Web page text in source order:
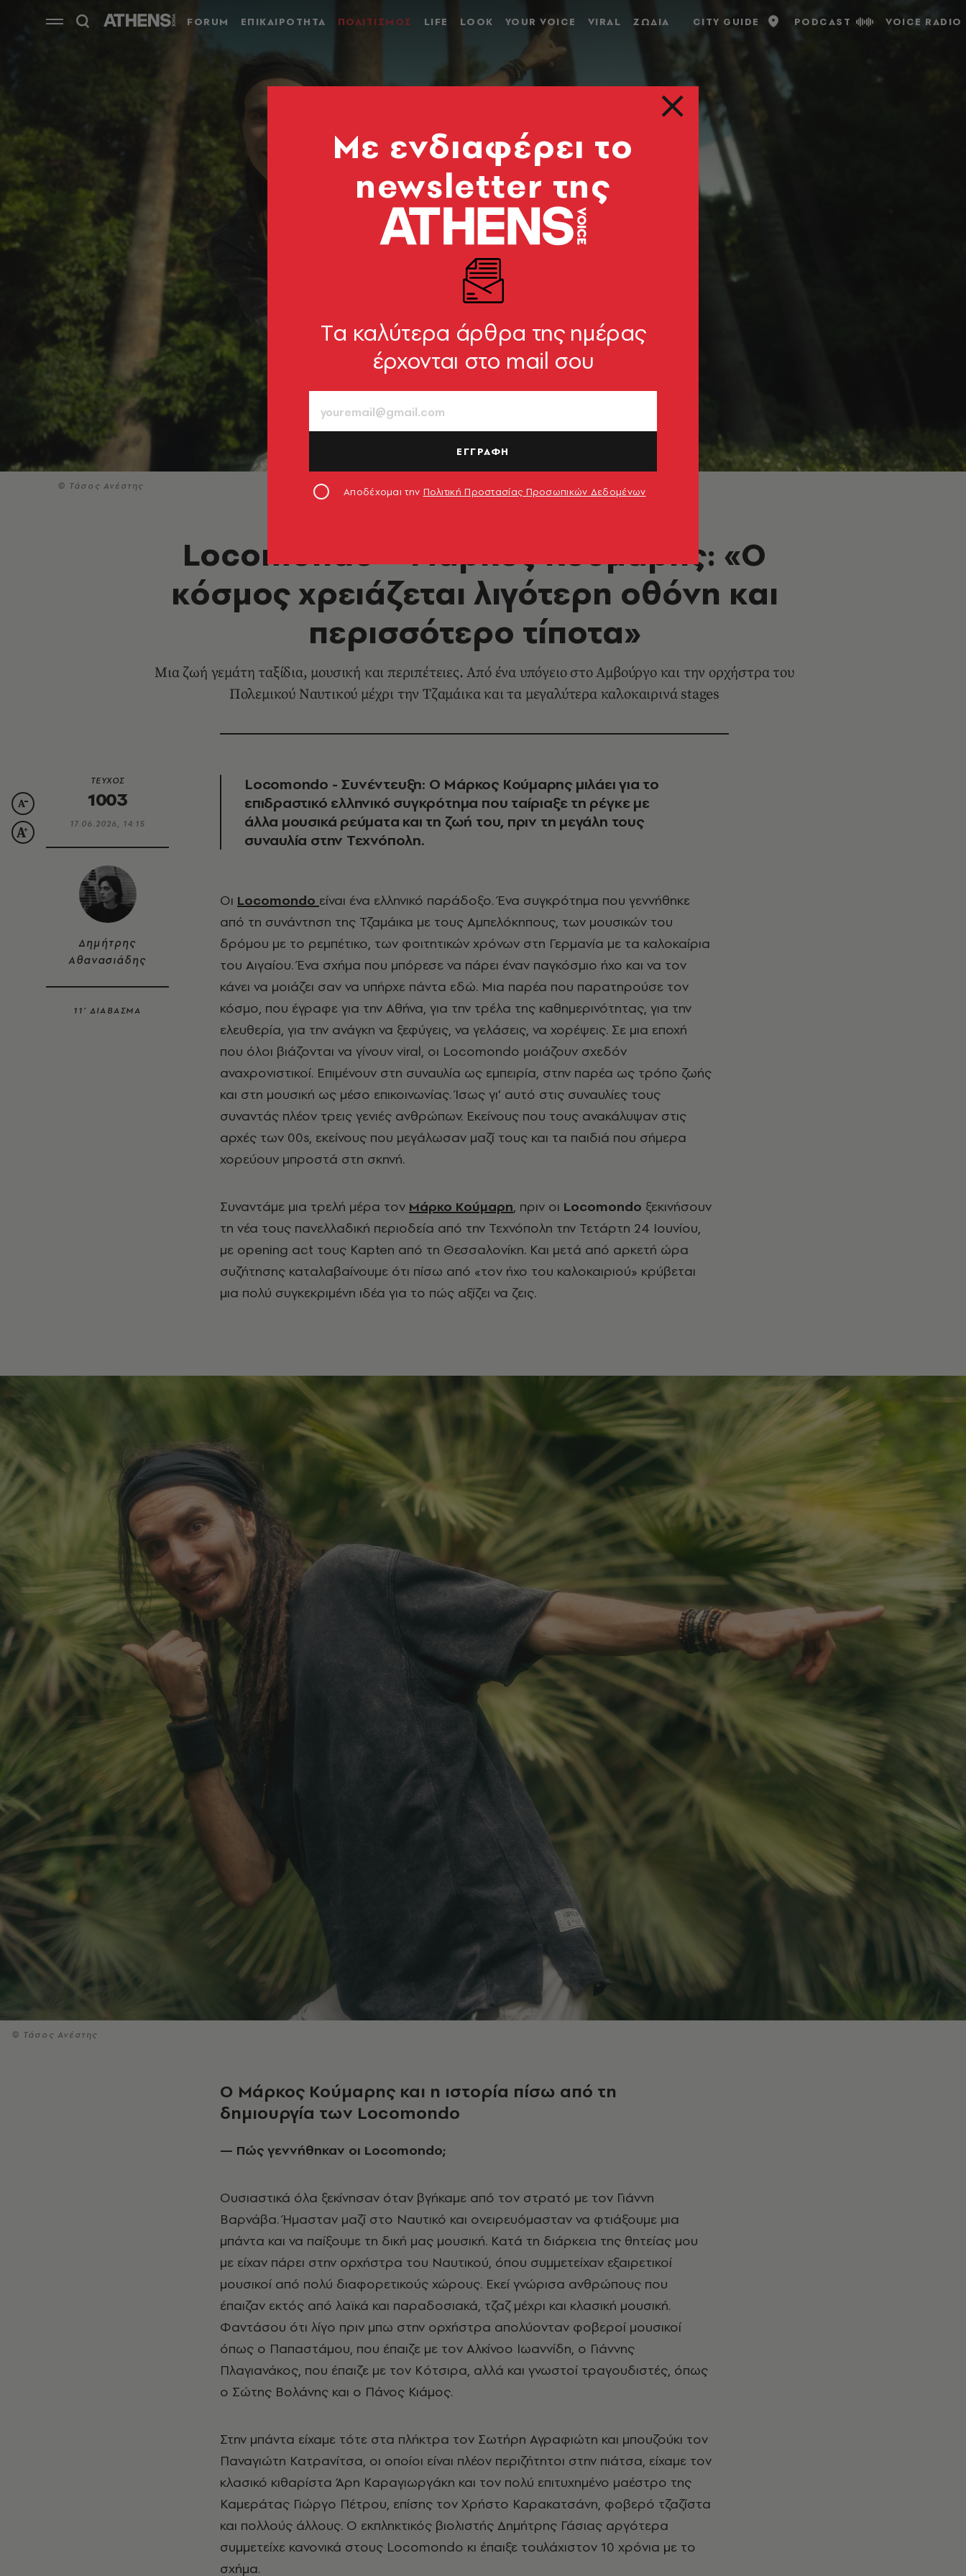
FORUM ΕΠΙΚΑΙΡΟΤΗΤΑ ΠΟΛΙΤΙΣΜΟΣ LIFE LOOK YOUR VOICE VIRAL ΖΩΔΙΑ CITY GUIDE PODCAST VOICE RADIO
© Τάσος Ανέστης
Locomondo – Μάρκος Κούμαρης: «Ο
κόσμος χρειάζεται λιγότερη οθόνη και
περισσότερο τίποτα»
Μια ζωή γεμάτη ταξίδια, μουσική και περιπέτειες. Από ένα υπόγειο στο Αμβούργο και την ορχήστρα του
Πολεμικού Ναυτικού μέχρι την Τζαμάικα και τα μεγαλύτερα καλοκαιρινά stages
ΤΕΥΧΟΣ
1003
17.06.2026, 14:15
Δημήτρης
Αθανασιάδης
11’ ΔΙΑΒΑΣΜΑ
Locomondo - Συνέντευξη: Ο Μάρκος Κούμαρης μιλάει για το
επιδραστικό ελληνικό συγκρότημα που ταίριαξε τη ρέγκε με
άλλα μουσικά ρεύματα και τη ζωή του, πριν τη μεγάλη τους
συναυλία στην Τεχνόπολη.
Οι Locomondo είναι ένα ελληνικό παράδοξο. Ένα συγκρότημα που γεννήθηκε
από τη συνάντηση της Τζαμάικα με τους Αμπελόκηπους, των μουσικών του
δρόμου με το ρεμπέτικο, των φοιτητικών χρόνων στη Γερμανία με τα καλοκαίρια
του Αιγαίου. Ένα σχήμα που μπόρεσε να πάρει έναν παγκόσμιο ήχο και να τον
κάνει να μοιάζει σαν να υπήρχε πάντα εδώ. Μια παρέα που παρατηρούσε τον
κόσμο, που έγραφε για την Αθήνα, για την τρέλα της καθημερινότητας, για την
ελευθερία, για την ανάγκη να ξεφύγεις, να γελάσεις, να χορέψεις. Σε μια εποχή
που όλοι βιάζονται να γίνουν viral, οι Locomondo μοιάζουν σχεδόν
αναχρονιστικοί. Επιμένουν στη συναυλία ως εμπειρία, στην παρέα ως τρόπο ζωής
και στη μουσική ως μέσο επικοινωνίας. Ίσως γι’ αυτό στις συναυλίες τους
συναντάς πλέον τρεις γενιές ανθρώπων. Εκείνους που τους ανακάλυψαν στις
αρχές των 00s, εκείνους που μεγάλωσαν μαζί τους και τα παιδιά που σήμερα
χορεύουν μπροστά στη σκηνή.
Συναντάμε μια τρελή μέρα τον Μάρκο Κούμαρη, πριν οι Locomondo ξεκινήσουν
τη νέα τους πανελλαδική περιοδεία από την Τεχνόπολη την Τετάρτη 24 Ιουνίου,
με opening act τους Kapten από τη Θεσσαλονίκη. Και μετά από αρκετή ώρα
συζήτησης καταλαβαίνουμε ότι πίσω από «τον ήχο του καλοκαιριού» κρύβεται
μια πολύ συγκεκριμένη ιδέα για το πώς αξίζει να ζεις.
© Τάσος Ανέστης
Ο Μάρκος Κούμαρης και η ιστορία πίσω από τη
δημιουργία των Locomondo
— Πώς γεννήθηκαν οι Locomondo;
Ουσιαστικά όλα ξεκίνησαν όταν βγήκαμε από τον στρατό με τον Γιάννη
Βαρνάβα. Ήμασταν μαζί στο Ναυτικό και ονειρευόμασταν να φτιάξουμε μια
μπάντα και να παίξουμε τη δική μας μουσική. Κατά τη διάρκεια της θητείας μου
με είχαν πάρει στην ορχήστρα του Ναυτικού, όπου συμμετείχαν εξαιρετικοί
μουσικοί από πολύ διαφορετικούς χώρους. Εκεί γνώρισα ανθρώπους που
έπαιζαν εκτός από λαϊκά και παραδοσιακά, τζαζ μέχρι και κλασική μουσική.
Φαντάσου ότι λίγο πριν μπω στην ορχήστρα απολύονταν φοβεροί μουσικοί
όπως ο Παπαστάμου, που έπαιζε με τον Αλκίνοο Ιωαννίδη, ο Γιάννης
Πλαγιανάκος, που έπαιζε με τον Κότσιρα, αλλά και γνωστοί τραγουδιστές, όπως
ο Σώτης Βολάνης και ο Πάνος Κιάμος.
Στην μπάντα είχαμε τότε στα πλήκτρα τον Σωτήρη Αγραφιώτη και μπουζούκι τον
Παναγιώτη Κατρανίτσα, οι οποίοι είναι πλέον περιζήτητοι στην πιάτσα, είχαμε τον
κλασικό κιθαρίστα Άρη Καραγιωργάκη και τον πολύ επιτυχημένο μαέστρο της
Καμεράτας Γιώργο Πέτρου, επίσης τον Χρήστο Καρακατσάνη, φοβερό τζαζίστα
και πολλούς άλλους. Ο εκπληκτικός βιολιστής Δημήτρης Γάσιας αργότερα
συμμετείχε κανονικά στους Locomondo κι έπαιξε τουλάχιστον 10 χρόνια με το
σχήμα.
Mε ενδιαφέρει το
newsletter της
Tα καλύτερα άρθρα της ημέρας
έρχονται στο mail σου
ΕΓΓΡΑΦΗ
Αποδέχομαι την Πολιτική Προστασίας Προσωπικών Δεδομένων